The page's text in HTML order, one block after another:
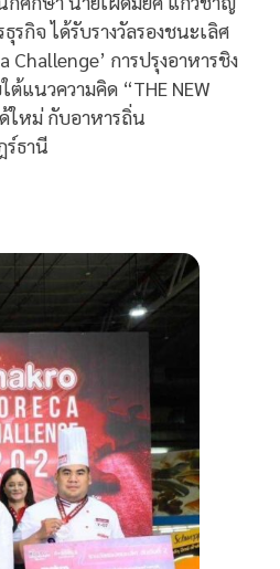
กิจ ได้รับรางวัลรองชนะเลิศ
การปรุงอาหารชิง
แนวความคิด “THE NEW
ใหม่ กับอาหารถิ่น
ร์ธานี